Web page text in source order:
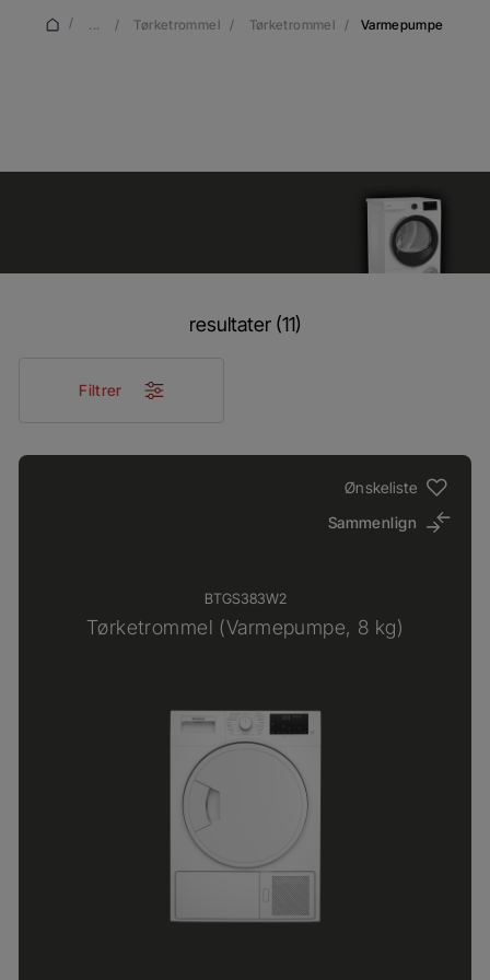
/ ... / Tørketrommel / Tørketrommel / Varmepumpe
resultater (11)
Filtrer
Ønskeliste
Sammenlign
BTGS383W2
Tørketrommel (Varmepumpe, 8 kg)